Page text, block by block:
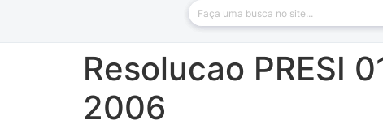
Resolucao PRESI
2006